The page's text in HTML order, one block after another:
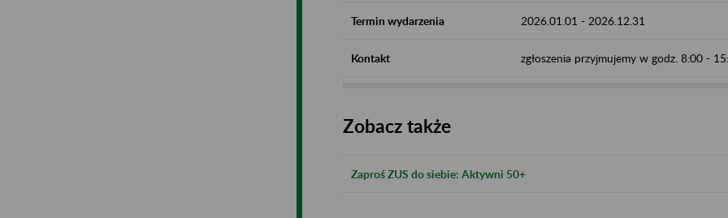
Termin wydarzenia 2026.01.01 - 2026.12.31
Kontakt zgłoszenia przyjmujemy w godz. 8:00 -
Zobacz także
Zaproś ZUS do siebie: Aktywni 50+